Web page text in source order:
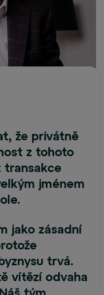
že privátně
z tohoto
transakce
jménem
jako zásadní
trvá.
vítězí odvaha